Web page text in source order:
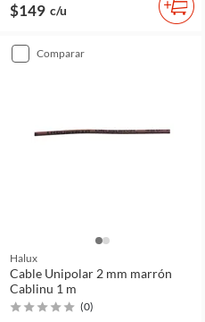
$149 c/u
comparar
Halux
Cable Unipolar 2 mm marrón
Cablinu 1 m
(0)